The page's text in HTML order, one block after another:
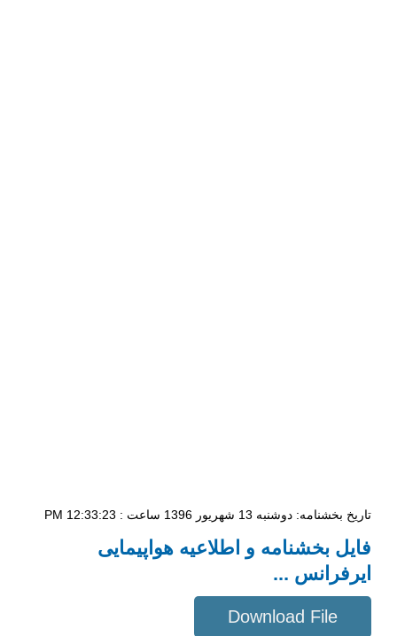
تاریخ بخشنامه: دوشنبه 13 شهریور 1396 ساعت : 12:33:23 PM
فایل بخشنامه و اطلاعیه هواپیمایی
ایرفرانس ...
Download File